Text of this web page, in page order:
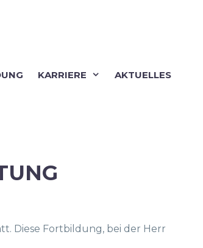
KARRIERE AKTUELLES
Diese Fortbildung, bei der Herr